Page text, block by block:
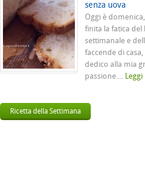
senza uova
Oggi è
finita la fatica del
settimanale e
faccende di
dedico alla mia
passione.... Leggi
Ricetta della Settimana